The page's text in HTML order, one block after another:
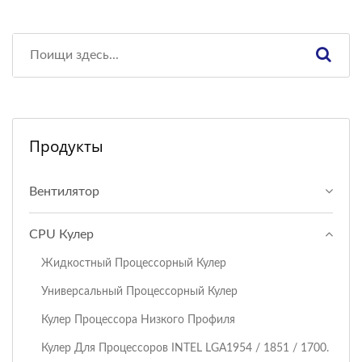
Продукты
Вентилятор
CPU Кулер
Жидкостный Процессорный Кулер
Универсальный Процессорный Кулер
Кулер Процессора Низкого Профиля
Кулер Для Процессоров INTEL LGA1954 / 1851 / 1700.